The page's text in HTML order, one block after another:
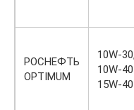
РОСНЕФТЬ
OPTIMUM
10W-30,
10W-40
15W-40